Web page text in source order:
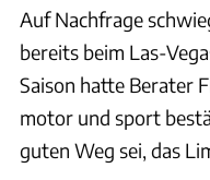
Auf Nachfrage
bereits beim Las-
Saison hatte Berater
motor und sport
guten Weg sei, das